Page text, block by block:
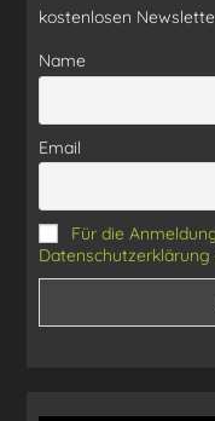
kostenlosen
Name
Email
Für die
Datenschutzerklärung